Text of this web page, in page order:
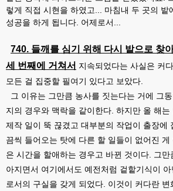
렇게 직접 시현을 하였고... 마침내 두 곳의 밭
성공을 하게 됩니다. 어제로서...
740. 들깨를 심기 위해 다시 밭으로 찾
세 번째에 거쳐서 지속되었다는 사실은 커
모든 걸 집중할 필여기 있다고 보았다.
그 이유는 그만큼 농사를 짓는다는 거에 그
지의 경우와 맥락을 같이한다. 하지만 올 해는
제작 일이 뚝 끊겼고 대부분의 작업이 출장에
끔씩 들어오는 탓에 다른 할 일들이 없어진
은 시간을 할애하는 경우고 바뀐 것이다. 그
아지면서 여기에서도 예전처럼 겉핱기식이
로서의 구실을 갖게 되었다. 이것이 커다란